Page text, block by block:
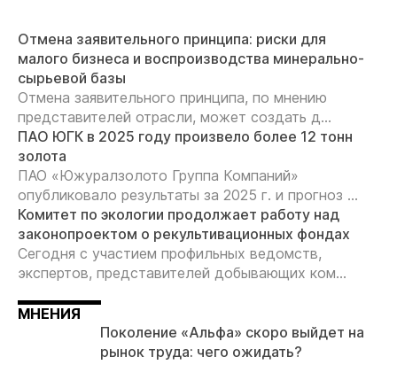
Отмена заявительного принципа: риски для
малого бизнеса и воспроизводства минерально-
сырьевой базы
Отмена заявительного принципа, по мнению
представителей отрасли, может создать д...
ПАО ЮГК в 2025 году произвело более 12 тонн
золота
ПАО «Южуралзолото Группа Компаний»
опубликовало результаты за 2025 г. и прогноз ...
Комитет по экологии продолжает работу над
законопроектом о рекультивационных фондах
Сегодня с участием профильных ведомств,
экспертов, представителей добывающих ком...
МНЕНИЯ
Поколение «Альфа» скоро выйдет на
рынок труда: чего ожидать?